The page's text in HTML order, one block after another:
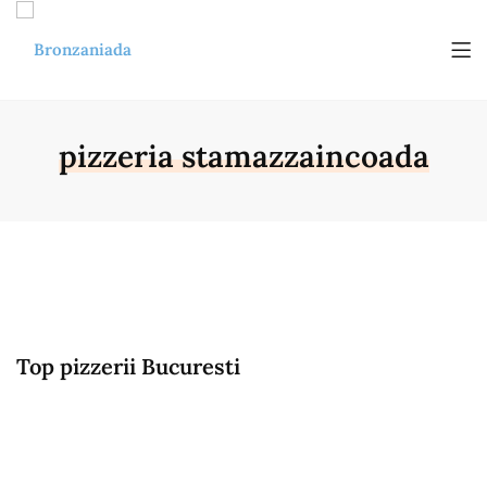
pizzeria stamazzaincoada
Top pizzerii Bucuresti